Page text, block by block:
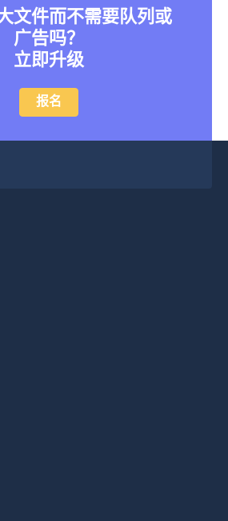
文件而不需要队列或
广告吗？
立即升级
报名